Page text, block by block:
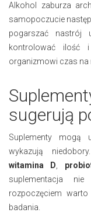
Alkohol zaburza
samopoczucie
pogarszać nastrój
kontrolować ilość
organizmowi czas na
sugerują
Suplementy mogą
wykazują
witamina D
suplementacja
rozpoczęciem
badania.